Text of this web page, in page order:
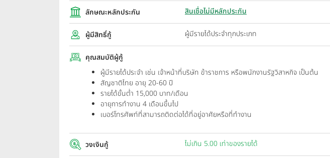
ลักษณะหลักประกัน สินเชื่อไม่มีหลักประกัน
ผู้มีสิทธิ์กู้ ผู้มีรายได้ประจำทุกประเภท
คุณสมบัติผู้กู้
ผู้มีรายได้ประจำ เช่น เจ้าหน้าที่บริษัท ข้าราชการ หรือพนักงานรัฐวิสาหกิจ เป็นต้น
สัญชาติไทย อายุ 20-60 ปี
รายได้ขั้นต่ำ 15,000 บาท/เดือน
อายุการทำงาน 4 เดือนขึ้นไป
เบอร์โทรศัพท์ที่สามารถติดต่อได้ที่อยู่อาศัยหรือที่ทำงาน
วงเงินกู้ ไม่เกิน 5.00 เท่าของรายได้